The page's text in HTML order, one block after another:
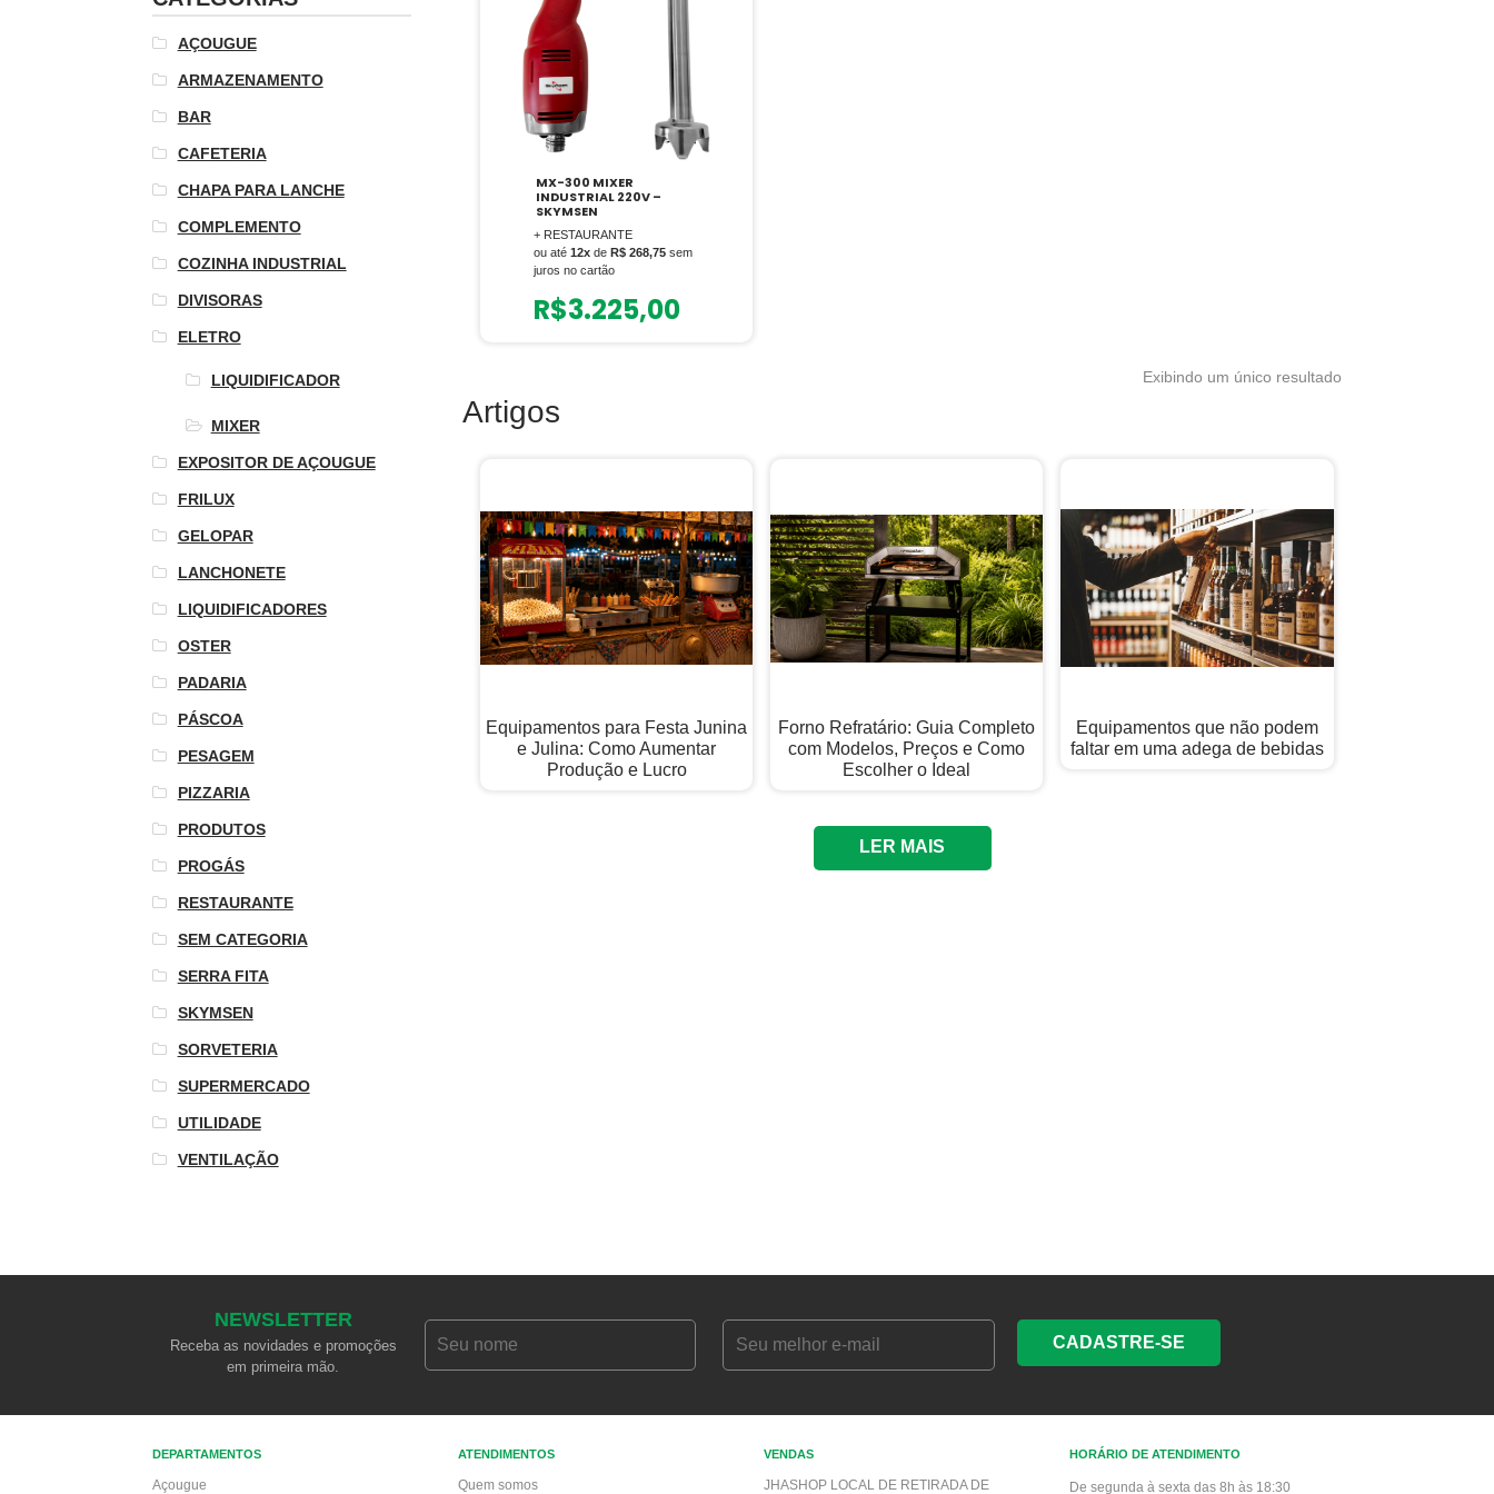
MX-300 MIXER
INDUSTRIAL 220V –
SKYMSEN
+ RESTAURANTE
ou até12x de R$ 268,75 sem
juros no cartão
R$3.225,00
Exibindo um único resultado
Artigos
Equipamentos para Festa Junina
e Julina: Como Aumentar
Produção e Lucro
Forno Refratário: Guia Completo
com Modelos, Preços e Como
Escolher o Ideal
Equipamentos que não podem
faltar em uma adega de bebidas
LER MAIS
AÇOUGUE
ARMAZENAMENTO
BAR
CAFETERIA
CHAPA PARA LANCHE
COMPLEMENTO
COZINHA INDUSTRIAL
DIVISORAS
ELETRO
LIQUIDIFICADOR
MIXER
EXPOSITOR DE AÇOUGUE
FRILUX
GELOPAR
LANCHONETE
LIQUIDIFICADORES
OSTER
PADARIA
PÁSCOA
PESAGEM
PIZZARIA
PRODUTOS
PROGÁS
RESTAURANTE
SEM CATEGORIA
SERRA FITA
SKYMSEN
SORVETERIA
SUPERMERCADO
UTILIDADE
VENTILAÇÃO
NEWSLETTER
Receba as novidades e promoções
em primeira mão.
CADASTRE-SE
DEPARTAMENTOS
Açougue
ATENDIMENTOS
Quem somos
VENDAS
JHASHOP LOCAL DE RETIRADA DE
HORÁRIO DE ATENDIMENTO
De segunda à sexta das 8h às 18:30